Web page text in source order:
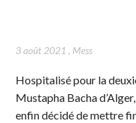
3 août 2021 , Mess
Hospitalisé pour la
Mustapha Bacha
enfin décidé de mettre